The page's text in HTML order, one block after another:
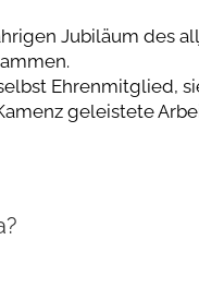
Jubiläum des
Ehrenmitglied,
geleistete